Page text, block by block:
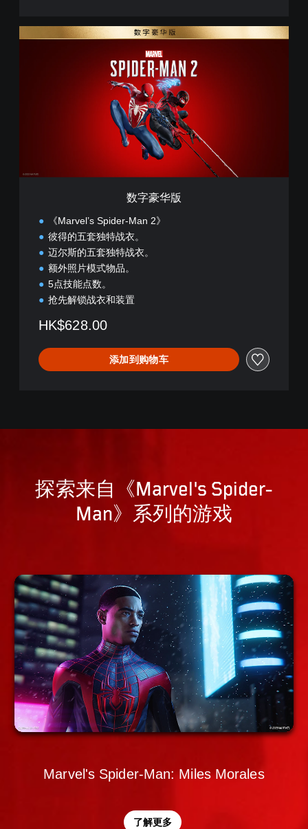
数字豪华版
《Marvel’s Spider-Man 2》
彼得的五套独特战衣。
迈尔斯的五套独特战衣。
额外照片模式物品。
5点技能点数。
抢先解锁战衣和装置
HK$628.00
添加到购物车
探索来自《Marvel's Spider-
Man》系列的游戏
Marvel's Spider-Man: Miles Morales
了解更多